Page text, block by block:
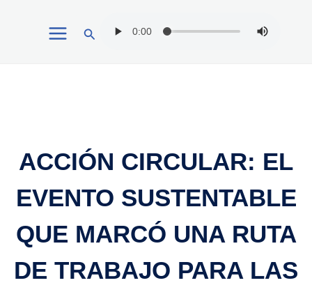
Buscar
ACCIÓN CIRCULAR: EL
EVENTO SUSTENTABLE
QUE MARCÓ UNA RUTA
DE TRABAJO PARA LAS